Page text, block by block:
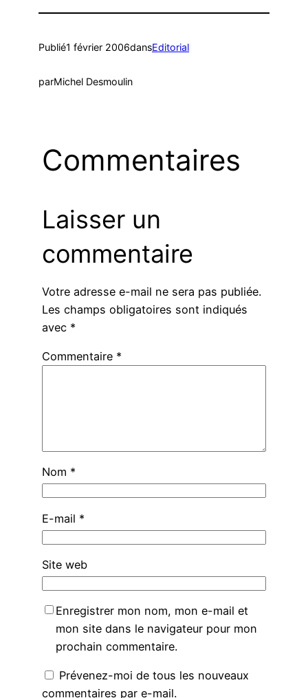
Publié1 février 2006dansEditorial
parMichel Desmoulin
Commentaires
Laisser un
commentaire
Votre adresse e-mail ne sera pas publiée.
Les champs obligatoires sont indiqués
avec *
Commentaire *
Nom *
E-mail *
Site web
Enregistrer mon nom, mon e-mail et
mon site dans le navigateur pour mon
prochain commentaire.
Prévenez-moi de tous les nouveaux
commentaires par e-mail.